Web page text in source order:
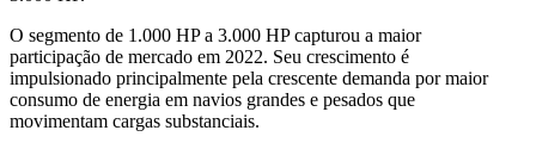
O segmento de 1.000 HP a 3.000 HP capturou a maior
participação de mercado em 2022. Seu crescimento é
impulsionado principalmente pela crescente demanda por maior
consumo de energia em navios grandes e pesados ​​que
movimentam cargas substanciais.